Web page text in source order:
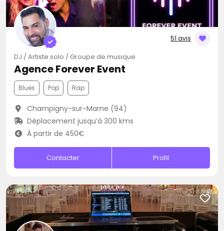
51 avis
DJ / Artiste solo / Groupe de musique
Agence Forever Event
Blues Pop Rap
Champigny-sur-Marne (94)
Déplacement jusqu’à 300 kms
À partir de 450€
Contacter Profil